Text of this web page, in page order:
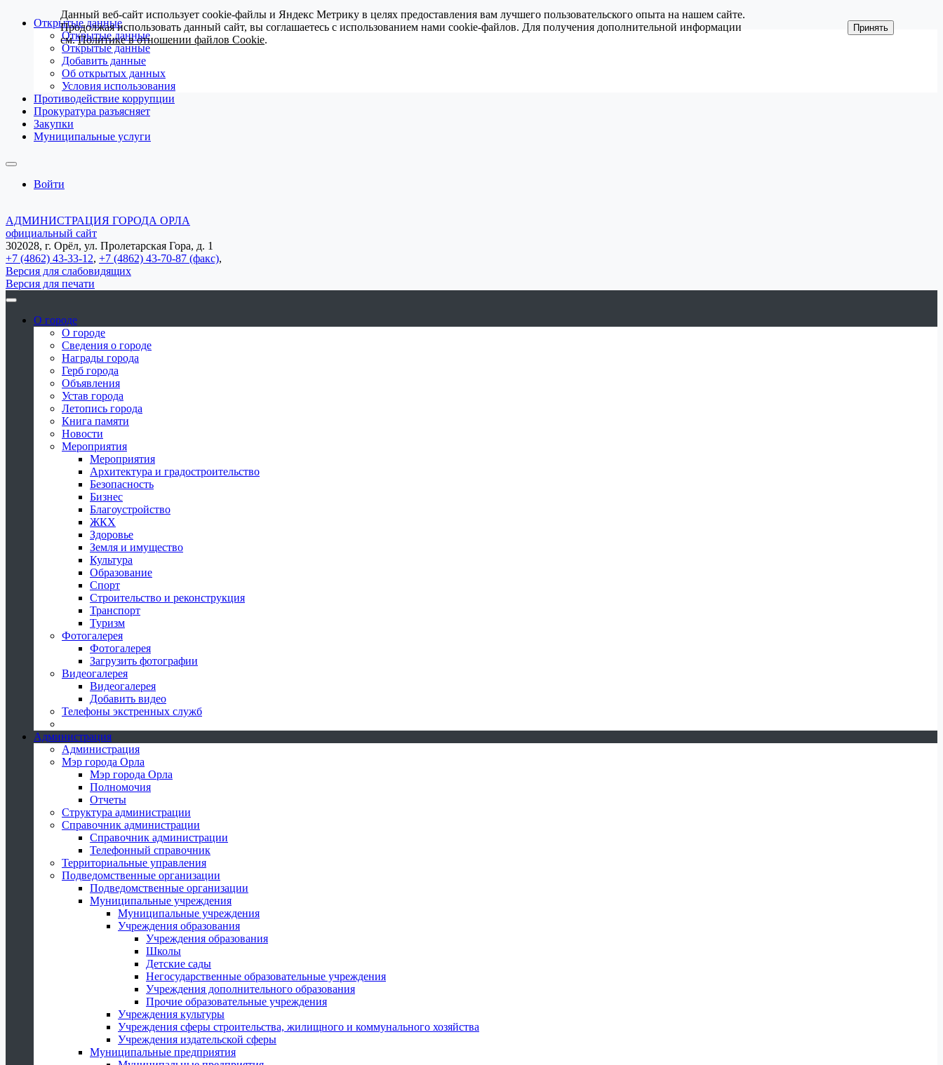
Открытые данные
Открытые данные
Открытые данные
Добавить данные
Об открытых данных
Условия использования
Противодействие коррупции
Прокуратура разъясняет
Закупки
Муниципальные услуги
Войти
АДМИНИСТРАЦИЯ ГОРОДА ОРЛА
официальный сайт
302028, г. Орёл, ул. Пролетарская Гора, д. 1
+7 (4862) 43-33-12, +7 (4862) 43-70-87 (факс),
Версия для слабовидящих
Версия для печати
О городе
О городе
Сведения о городе
Награды города
Герб города
Объявления
Устав города
Летопись города
Книга памяти
Новости
Мероприятия
Мероприятия
Архитектура и градостроительство
Безопасность
Бизнес
Благоустройство
ЖКХ
Здоровье
Земля и имущество
Культура
Образование
Спорт
Строительство и реконструкция
Транспорт
Туризм
Фотогалерея
Фотогалерея
Загрузить фотографии
Видеогалерея
Видеогалерея
Добавить видео
Телефоны экстренных служб
Администрация
Администрация
Мэр города Орла
Мэр города Орла
Полномочия
Отчеты
Структура администрации
Справочник администрации
Справочник администрации
Телефонный справочник
Территориальные управления
Подведомственные организации
Подведомственные организации
Муниципальные учреждения
Муниципальные учреждения
Учреждения образования
Учреждения образования
Школы
Детские сады
Негосударственные образовательные учреждения
Учреждения дополнительного образования
Прочие образовательные учреждения
Учреждения культуры
Учреждения сферы строительства, жилищного и коммунального хозяйства
Учреждения издательской сферы
Муниципальные предприятия
Данный веб-сайт использует cookie-файлы и Яндекс Метрику в целях предоставления вам лучшего пользовательского опыта на нашем сайте.
Продолжая использовать данный сайт, вы соглашаетесь с использованием нами cookie-файлов. Для получения дополнительной информации
см.Политике в отношении файлов Cookie.
Принять